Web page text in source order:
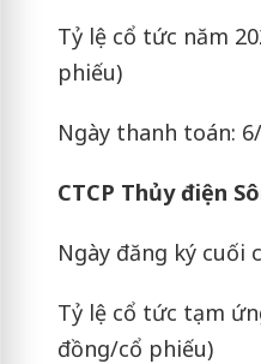
Tỷ lệ cổ tức năm
phiếu)
Ngày thanh toán:
CTCP Thủy điện
Ngày đăng ký cuối
Tỷ lệ cổ tức tạm
đồng/cổ phiếu)